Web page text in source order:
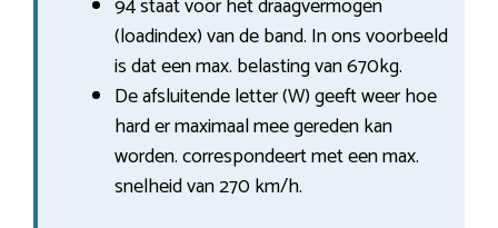
(loadindex) van de band. In ons voorbeeld
is dat een max. belasting van 670kg.
De afsluitende letter (W) geeft weer hoe
hard er maximaal mee gereden kan
worden. correspondeert met een max.
snelheid van 270 km/h.